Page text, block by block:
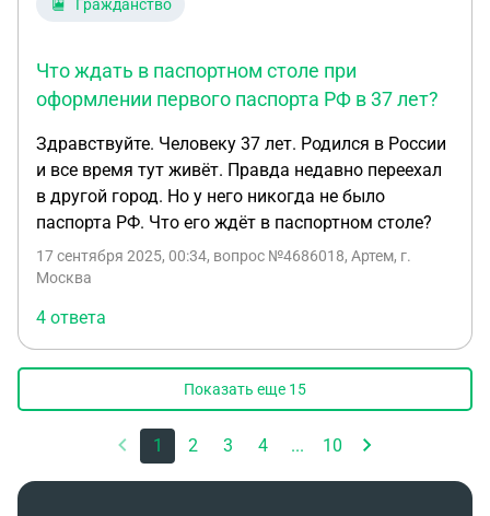
вопрос мне просто сделают военный билет РФ и
Гражданство
Что ждать в паспортном столе при
оформлении первого паспорта РФ в 37 лет?
Здравствуйте. Человеку 37 лет. Родился в России
и все время тут живёт. Правда недавно переехал
в другой город. Но у него никогда не было
паспорта РФ. Что его ждёт в паспортном столе?
17 сентября 2025, 00:34, вопрос №4686018, Артем, г.
Москва
4 ответа
Показать еще 15
1 2 3 4 ... 10